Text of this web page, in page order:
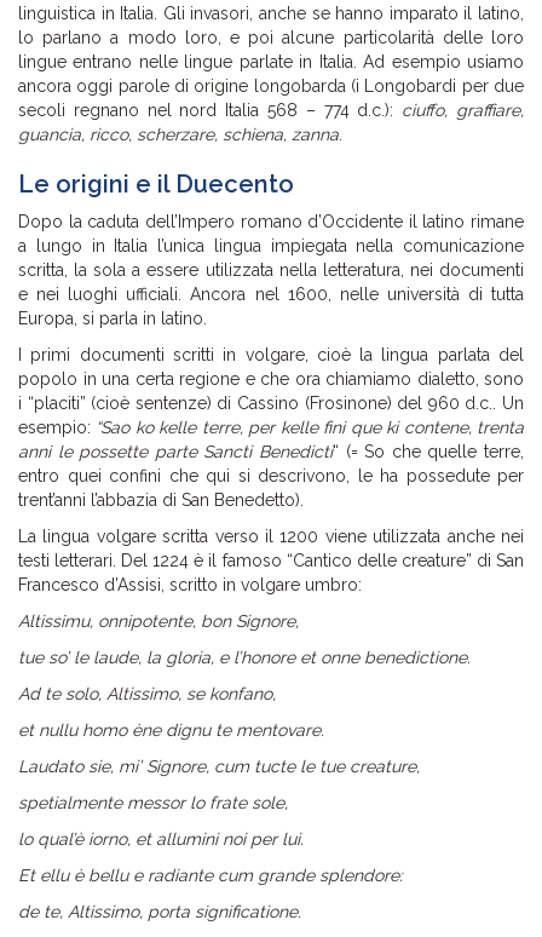
linguistica in Italia. Gli invasori, anche se hanno imparato il latino,
lo parlano a modo loro, e poi alcune particolarità delle loro
lingue entrano nelle lingue parlate in Italia. Ad esempio usiamo
ancora oggi parole di origine longobarda (i Longobardi per due
secoli regnano nel nord Italia 568 – 774 d.c.): ciuffo, graffiare,
guancia, ricco, scherzare, schiena, zanna
Le origini e il Duecento
Dopo la caduta dell’Impero romano d’Occidente il latino rimane
a lungo in Italia l’unica lingua impiegata nella comunicazione
scritta, la sola a essere utilizzata nella letteratura, nei documenti
e nei luoghi ufficiali. Ancora nel 1600, nelle università di tutta
Europa, si parla in latino.
I primi documenti scritti in volgare, cioè la lingua parlata del
popolo in una certa regione e che ora chiamiamo dialetto, sono
i “placiti” (cioè sentenze) di Cassino (Frosinone) del 960 d.c.. Un
esempio: “Sao ko kelle terre, per kelle fini que ki contene, trenta
anni le possette parte Sancti Benedicti“ (= So che quelle terre,
entro quei confini che qui si descrivono, le ha possedute per
trent’anni l’abbazia di San Benedetto).
La lingua volgare scritta verso il 1200 viene utilizzata anche nei
testi letterari. Del 1224 è il famoso “Cantico delle creature” di San
Francesco d’Assisi, scritto in volgare umbro:
Altissimu, onnipotente, bon Signore,
tue so’ le laude, la gloria, e l’honore et onne benedictione.
Ad te solo, Altissimo, se konfano,
et nullu homo ène dignu te mentovare.
Laudato sie, mi’ Signore, cum tucte le tue creature,
spetialmente messor lo frate sole,
lo qual’è iorno, et allumini noi per lui.
Et ellu è bellu e radiante cum grande splendore:
de te, Altissimo, porta significatione.